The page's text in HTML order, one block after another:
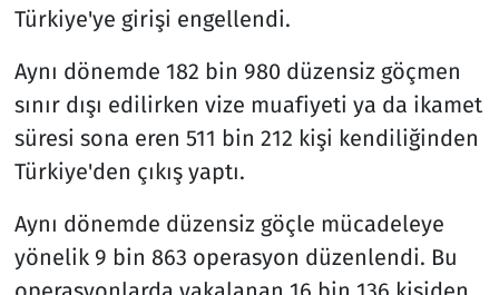
Türkiye'ye girişi engellendi.
Aynı dönemde 182 bin 980 düzensiz göçmen
sınır dışı edilirken vize muafiyeti ya da ikamet
süresi sona eren 511 bin 212 kişi kendiliğinden
Türkiye'den çıkış yaptı.
Aynı dönemde düzensiz göçle mücadeleye
yönelik 9 bin 863 operasyon düzenlendi. Bu